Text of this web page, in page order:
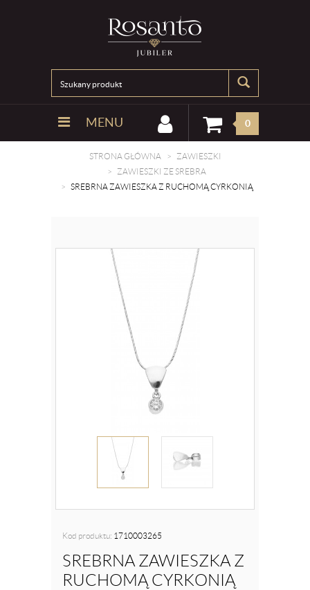
MENU 0
STRONA GŁÓWNA
ZAWIESZKI
ZAWIESZKI ZE SREBRA
SREBRNA ZAWIESZKA Z RUCHOMĄ CYRKONIĄ
Kod produktu: 1710003265
SREBRNA ZAWIESZKA Z
RUCHOMĄ CYRKONIĄ